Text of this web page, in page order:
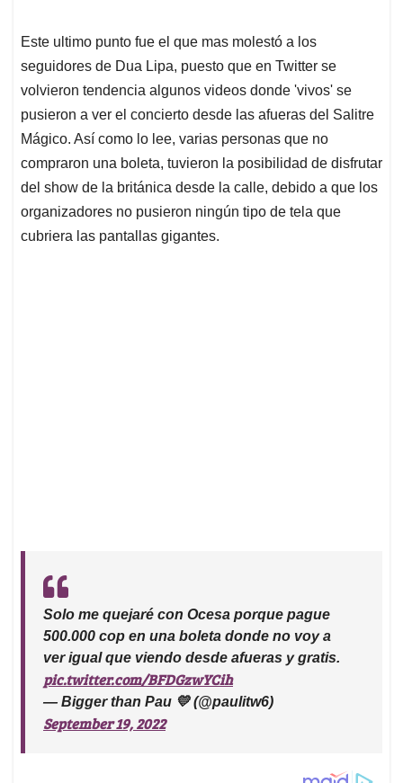
Este ultimo punto fue el que mas molestó a los
seguidores de Dua Lipa, puesto que en Twitter se
volvieron tendencia algunos videos donde 'vivos' se
pusieron a ver el concierto desde las afueras del Salitre
Mágico. Así como lo lee, varias personas que no
compraron una boleta, tuvieron la posibilidad de disfrutar
del show de la británica desde la calle, debido a que los
organizadores no pusieron ningún tipo de tela que
cubriera las pantallas gigantes.
Solo me quejaré con Ocesa porque pague
500.000 cop en una boleta donde no voy a
ver igual que viendo desde afueras y gratis.
pic.twitter.com/BFDGzwYCih
— Bigger than Pau 💛 (@paulitw6)
September 19, 2022